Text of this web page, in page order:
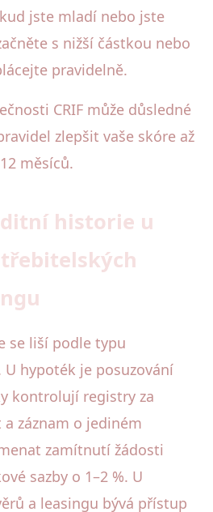
jste mladí nebo jste
s nižší částkou nebo
pravidelně.
CRIF může důsledné
zlepšit vaše skóre až
měsíců.
historie u
se liší podle typu
U hypoték je posuzování
kontrolují registry za
záznam o jediném
zamítnutí žádosti
sazby o 1–2 %. U
a leasingu bývá přístup